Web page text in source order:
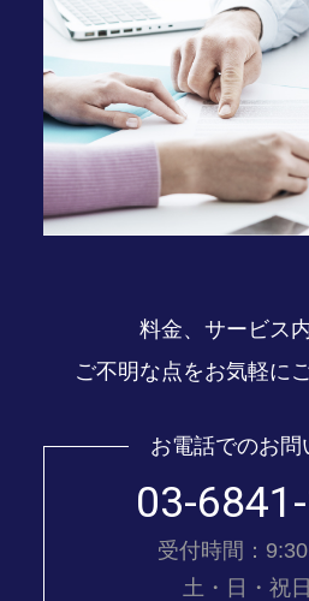
料金、サービス
ご不明な点をお気軽に
お電話でのお問
03-
受付時間：
土・日・祝